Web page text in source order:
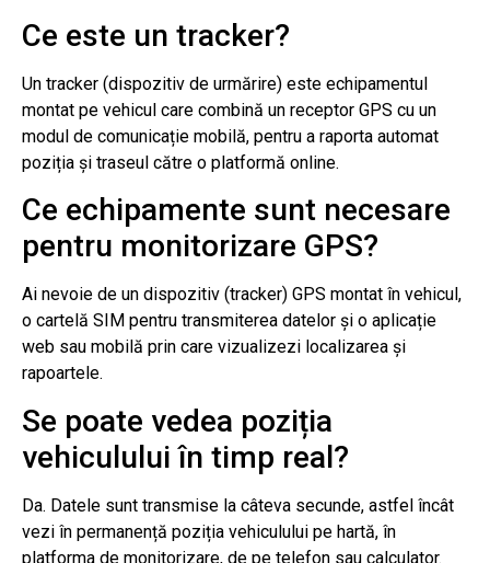
Ce este un tracker?
Un tracker (dispozitiv de urmărire) este echipamentul
montat pe vehicul care combină un receptor GPS cu un
modul de comunicație mobilă, pentru a raporta automat
poziția și traseul către o platformă online.
Ce echipamente sunt necesare
pentru monitorizare GPS?
Ai nevoie de un dispozitiv (tracker) GPS montat în vehicul,
o cartelă SIM pentru transmiterea datelor și o aplicație
web sau mobilă prin care vizualizezi localizarea și
rapoartele.
Se poate vedea poziția
vehiculului în timp real?
Da. Datele sunt transmise la câteva secunde, astfel încât
vezi în permanență poziția vehiculului pe hartă, în
platforma de monitorizare, de pe telefon sau calculator.